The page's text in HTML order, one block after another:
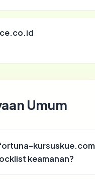
Umum
kursuskue.com
keamanan?